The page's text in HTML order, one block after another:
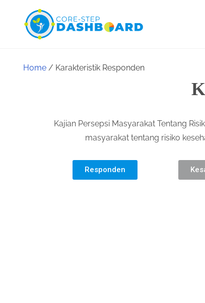
Home/ Karakteristik Responden
Kajian Persepsi Masyarakat Tentang
masyarakat tentang risiko
Responden